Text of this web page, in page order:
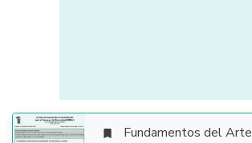
 Fundamentos del Arte